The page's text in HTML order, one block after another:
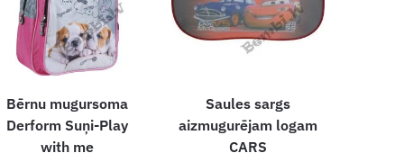
Bērnu mugursoma
Derform Suņi-Play
with me
Saules sargs
aizmugurējam logam
CARS